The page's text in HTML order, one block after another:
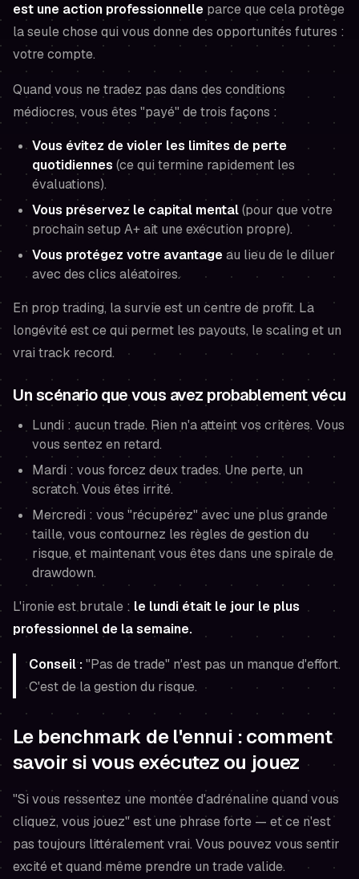
est une action professionnelle parce que cela protège
la seule chose qui vous donne des opportunités futures :
votre compte.
Quand vous ne tradez pas dans des conditions
médiocres, vous êtes "payé" de trois façons :
Vous évitez de violer les limites de perte
quotidiennes (ce qui termine rapidement les
évaluations).
Vous préservez le capital mental(pour que votre
prochain setup A+ ait une exécution propre).
Vous protégez votre avantageau lieu de le diluer
avec des clics aléatoires.
En prop trading, la survie est un centre de profit. La
longévité est ce qui permet les payouts, le scaling et un
vrai track record.
Un scénario que vous avez probablement vécu
Lundi : aucun trade. Rien n'a atteint vos critères. Vous
vous sentez en retard.
Mardi : vous forcez deux trades. Une perte, un
scratch. Vous êtes irrité.
Mercredi : vous "récupérez" avec une plus grande
taille, vous contournez les règles de gestion du
risque, et maintenant vous êtes dans une spirale de
drawdown.
L'ironie est brutale : le lundi était le jour le plus
professionnel de la semaine.
Conseil :"Pas de trade" n'est pas un manque d'effort.
C'est de la gestion du risque.
Le benchmark de l'ennui : comment
savoir si vous exécutez ou jouez
"Si vous ressentez une montée d'adrénaline quand vous
cliquez, vous jouez" est une phrase forte — et ce n'est
pas toujours littéralement vrai. Vous pouvez vous sentir
excité et quand même prendre un trade valide.